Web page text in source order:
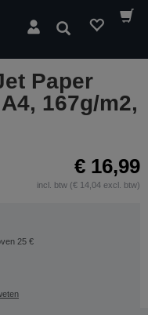
Zoeken
Paper
167g/m2,
€ 16,99
incl. btw (€ 14,04 excl. btw)
25 €